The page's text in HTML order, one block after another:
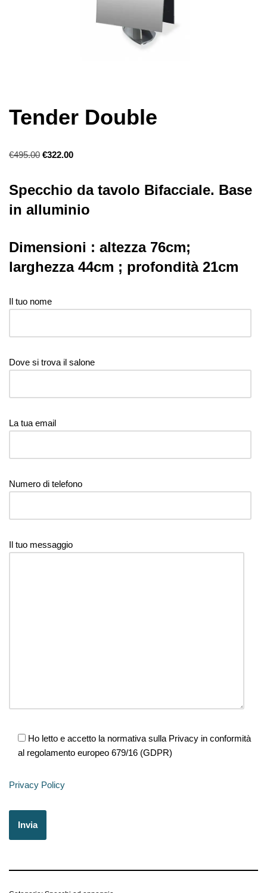
Tender Double
€495.00 €322.00
Specchio da tavolo Bifacciale. Base
in alluminio
Dimensioni : altezza 76cm;
larghezza 44cm ; profondità 21cm
Il tuo nome
Dove si trova il salone
La tua email
Numero di telefono
Il tuo messaggio
Ho letto e accetto la normativa sulla Privacy in conformità
al regolamento europeo 679/16 (GDPR)
Privacy Policy